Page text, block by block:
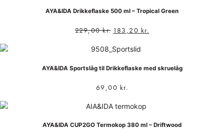
AYA&IDA Drikkeflaske 500 ml – Tropical Green
229,00kr. 183,20 kr.
AYA&IDA Sportslåg til Drikkeflaske med skruelåg
69,00 kr.
AYA&IDA CUP2GO Termokop 380 ml – Driftwood